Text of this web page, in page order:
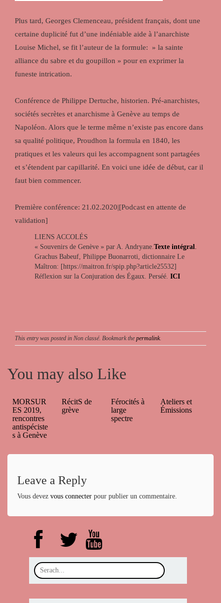
Plus tard, Georges Clemenceau, président français, dont une
certaine duplicité fut d’une indéniable aide à l’anarchiste
Louise Michel, se fit l’auteur de la formule: » la sainte
alliance du sabre et du goupillon » pour en exprimer la
funeste intrication.
Conférence de Philippe Dertuche, historien. Pré-anarchistes,
sociétés secrètes et anarchisme à Genève au temps de
Napoléon. Alors que le terme même n’existe pas encore dans
sa qualité politique, Proudhon la formula en 1840, les
pratiques et les valeurs qui les accompagnent sont partagées
et s’étendent par capillarité. En voici une idée de début, car il
faut bien commencer.
Première conférence: 21.02.2020|[Podcast en attente de
validation]
LIENS ACCOLÉS
« Souvenirs de Genève » par A. Andryane.Texte intégral.
Grachus Babeuf, Philippe Buonarroti, dictionnaire Le
Maîtron: [https://maitron.fr/spip.php?article25532]
Réflexion sur la Conjuration des Égaux. Perséé. ICI
This entry was posted in Non classé. Bookmark the permalink.
You may also Like
MORSUR
ES 2019,
rencontres
antispéciste
s à Genève
RécitS de
grève
Férocités à
large
spectre
Ateliers et
Émissions
Leave a Reply
Vous devez vous connecter pour publier un commentaire.